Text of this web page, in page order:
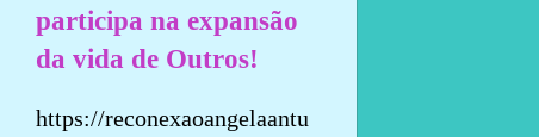
participa na expansão
da vida de Outros!
https://reconexaoangelaantu